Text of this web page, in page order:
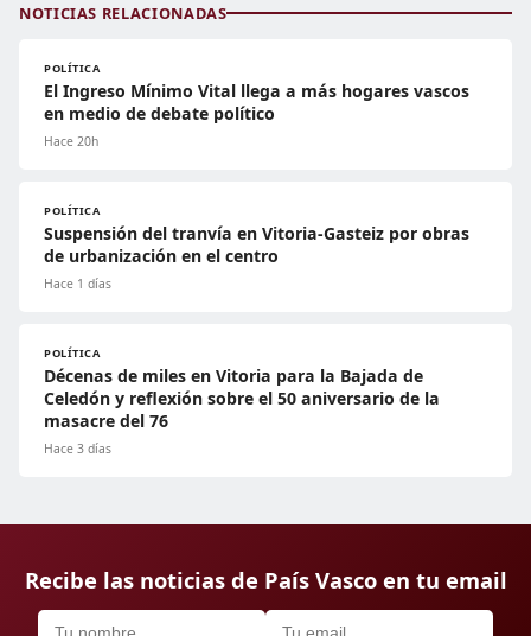
NOTICIAS RELACIONADAS
POLÍTICA
El Ingreso Mínimo Vital llega a más hogares vascos
en medio de debate político
Hace 20h
POLÍTICA
Suspensión del tranvía en Vitoria-Gasteiz por obras
de urbanización en el centro
Hace 1 días
POLÍTICA
Décenas de miles en Vitoria para la Bajada de
Celedón y reflexión sobre el 50 aniversario de la
masacre del 76
Hace 3 días
Recibe las noticias de País Vasco en tu email